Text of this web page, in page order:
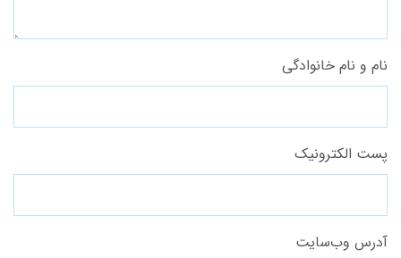
نام و نام خانوادگی
پست الکترونیک
آدرس وب‌سایت